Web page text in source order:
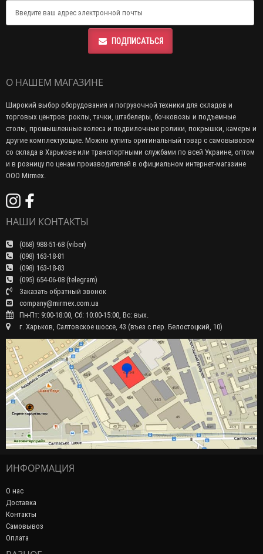
ПОДПИСАТЬСЯ
О НАШЕМ МАГАЗИНЕ
Широкий выбор оборудования и погрузочной техники для складов и
торговых центров: роклы, тачки, штабелеры, бочковозы и подъемные
столы, промышленные колеса и подвилочные ролики, покрышки, камеры и
другие комплектующие. Можно купить оригинальный товар с самовывозом
со склада в Харькове или транспортными службами по всей Украине, оптом
и в розницу по ценам производителей в официальном интернет-магазине
ООО Mirmex.
НАШИ КОНТАКТЫ
(068) 988-51-68 (viber)
(098) 163-18-81
(098) 163-18-83
(095) 654-06-08 (telegram)
Заказать обратный звонок
company@mirmex.com.ua
Пн-Пт: 9:00-18:00, Сб: 10:00-15:00, Вс: вых.
г. Харьков, Салтовское шоссе, 43 (въез с пер. Белостоцкий, 10)
ИНФОРМАЦИЯ
О нас
Доставка
Контакты
Самовывоз
Оплата